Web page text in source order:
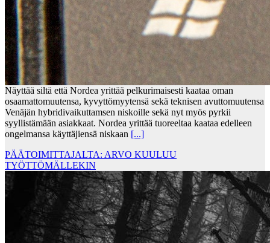
Näyttää siltä että Nordea yrittää pelkurimaisesti kaataa oman
osaamattomuutensa, kyvyttömyytensä sekä teknisen avuttomuutensa
Venäjän hybridivaikuttamsen niskoille sekä nyt myös pyrkii
syyllistämään asiakkaat. Nordea yrittää tuoreeltaa kaataa edelleen
ongelmansa käyttäjiensä niskaan [...]
PÄÄTOIMITTAJALTA: ARVO KUULUU
TYÖTTÖMÄLLEKIN